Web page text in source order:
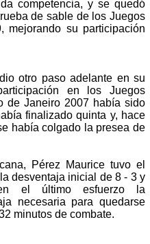
competencia, y se quedó
de sable de los Juegos
mejorando su participación
otro paso adelante en su
en los Juegos
de Janeiro 2007 había sido
finalizado quinta y, hace
había colgado la presea de
Pérez Maurice tuvo el
desventaja inicial de 8 - 3 y
el último esfuerzo la
necesaria para quedarse
minutos de combate.